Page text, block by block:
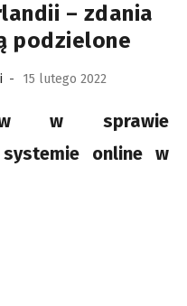
– zdania
podzielone
- 15 lutego 2022
w sprawie
online w